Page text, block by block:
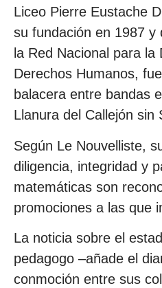
Liceo Pierre Eustache
su fundación en 1987 y
la Red Nacional para la
Derechos Humanos,
balacera entre bandas
Llanura del Callejón sin
Según Le Nouvelliste,
diligencia, integridad y
matemáticas son
promociones a las que
La noticia sobre el
pedagogo –añade el
conmoción entre sus